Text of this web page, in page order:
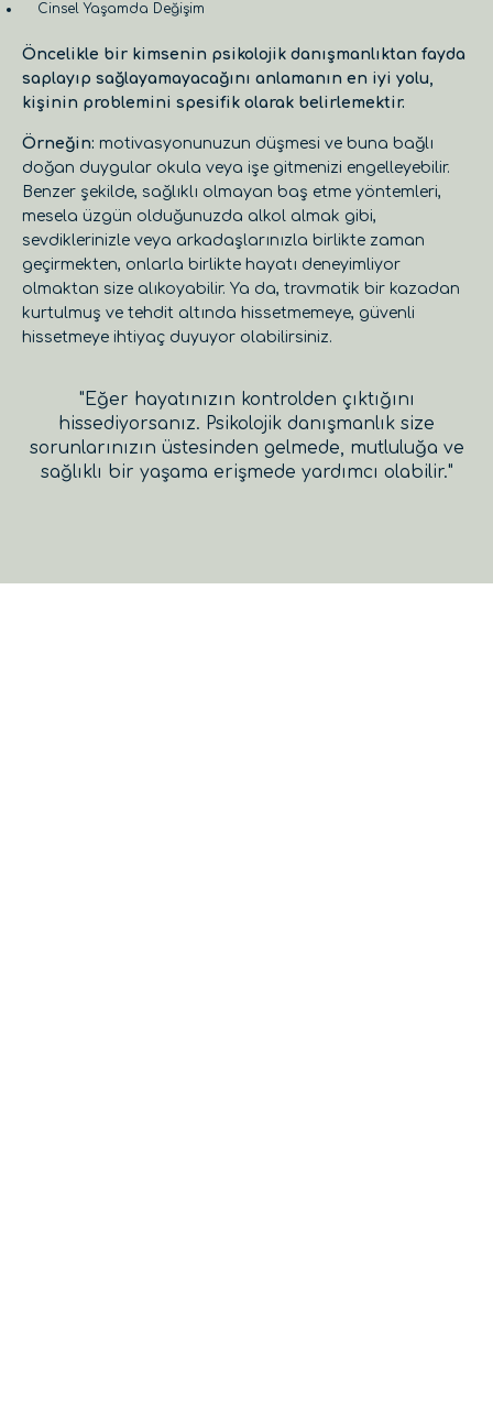
Cinsel Yaşamda Değişim
Öncelikle bir kimsenin psikolojik danışmanlıktan fayda
saplayıp sağlayamayacağını anlamanın en iyi yolu,
kişinin problemini spesifik olarak belirlemektir.
Örneğin: motivasyonunuzun düşmesi ve buna bağlı
doğan duygular okula veya işe gitmenizi engelleyebilir.
Benzer şekilde, sağlıklı olmayan baş etme yöntemleri,
mesela üzgün olduğunuzda alkol almak gibi,
sevdiklerinizle veya arkadaşlarınızla birlikte zaman
geçirmekten, onlarla birlikte hayatı deneyimliyor
olmaktan size alıkoyabilir. Ya da, travmatik bir kazadan
kurtulmuş ve tehdit altında hissetmemeye, güvenli
hissetmeye ihtiyaç duyuyor olabilirsiniz.
"Eğer hayatınızın kontrolden çıktığını
hissediyorsanız. Psikolojik danışmanlık size
sorunlarınızın üstesinden gelmede, mutluluğa ve
sağlıklı bir yaşama erişmede yardımcı olabilir."​